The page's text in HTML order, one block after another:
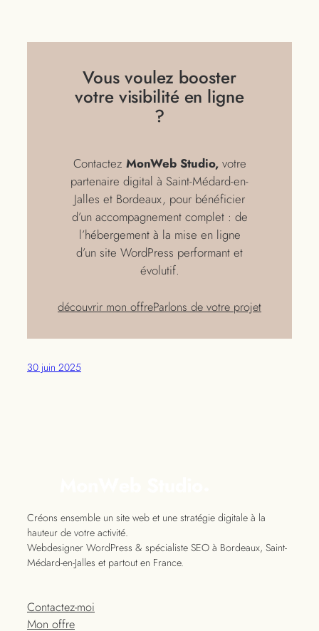
Vous voulez booster
votre visibilité en ligne
?
Contactez MonWeb Studio,votre
partenaire digital à Saint-Médard-en-
Jalles et Bordeaux, pour bénéficier
d’un accompagnement complet : de
l’hébergement à la mise en ligne
d’un site WordPress performant et
évolutif.
découvrir mon offreParlons de votre projet
30 juin 2025
Créons ensemble un site web et une stratégie digitale à la
hauteur de votre activité.
Webdesigner WordPress & spécialiste SEO à Bordeaux, Saint-
Médard-en-Jalles et partout en France.
Contactez-moi
Mon offre